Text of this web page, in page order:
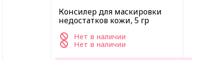
Консилер для маскировки
недостатков кожи, 5 гр
Нет в наличии
Нет в наличии